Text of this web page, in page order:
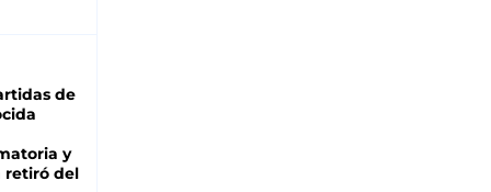
de
y
retiró del